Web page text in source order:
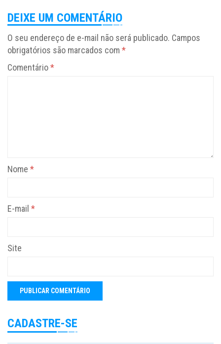
DEIXE UM COMENTÁRIO
O seu endereço de e-mail não será publicado. Campos
obrigatórios são marcados com *
Comentário*
Nome *
E-mail *
Site
CADASTRE-SE